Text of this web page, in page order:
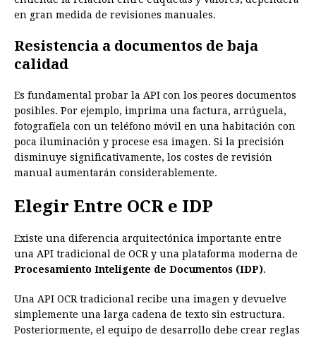
en gran medida de revisiones manuales.
Resistencia a documentos de baja
calidad
Es fundamental probar la API con los peores documentos
posibles. Por ejemplo, imprima una factura, arrúguela,
fotografíela con un teléfono móvil en una habitación con
poca iluminación y procese esa imagen. Si la precisión
disminuye significativamente, los costes de revisión
manual aumentarán considerablemente.
Elegir Entre OCR e IDP
Existe una diferencia arquitectónica importante entre
una API tradicional de OCR y una plataforma moderna de
Procesamiento Inteligente de Documentos (IDP).
Una API OCR tradicional recibe una imagen y devuelve
simplemente una larga cadena de texto sin estructura.
Posteriormente, el equipo de desarrollo debe crear reglas